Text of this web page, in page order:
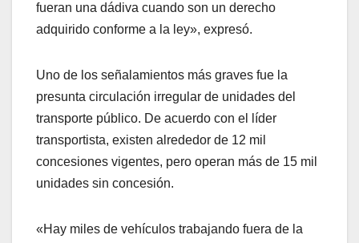
fueran una dádiva cuando son un derecho
adquirido conforme a la ley», expresó.
Uno de los señalamientos más graves fue la
presunta circulación irregular de unidades del
transporte público. De acuerdo con el líder
transportista, existen alrededor de 12 mil
concesiones vigentes, pero operan más de 15 mil
unidades sin concesión.
«Hay miles de vehículos trabajando fuera de la